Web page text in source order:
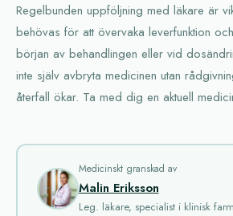
Regelbunden uppföljning med läkare är
behövas för att övervaka leverfunktion
början av behandlingen eller vid
inte själv avbryta medicinen utan
återfall ökar. Ta med dig en aktuell
Medicinskt granskad av
Malin Eriksson
Leg. läkare, specialist i klinisk